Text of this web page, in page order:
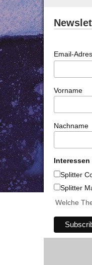
Email-
Vorname
Nachname
Interessen
Splitter
Splitter
Welche